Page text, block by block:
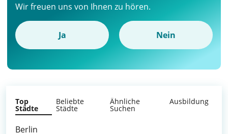
Wir freuen uns von Ihnen zu hören.
Ja Nein
Top
Städte
Beliebte
Städte
Ähnliche
Suchen
Ausbildung
Berlin